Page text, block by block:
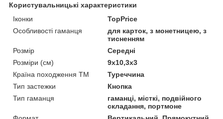
Користувальницькі характеристики
Іконки
TopPrice
Особливості гаманця
для карток, з монетницею, з
тисненням
Розмір
Середні
Розміри (см)
9х10,3х3
Країна походження ТМ
Туреччина
Тип застежки
Кнопка
Тип гаманця
гаманці, місткі, подвійного
складання, портмоне